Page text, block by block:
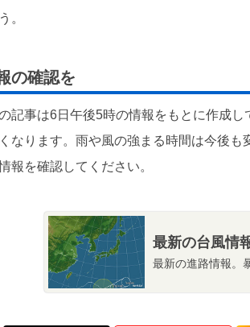
。
の確認を
記事は6日午後5時の情報をもとに作成
なります。雨や風の強まる時間は今後
報を確認してください。
最新の台風情
最新の進路情報。